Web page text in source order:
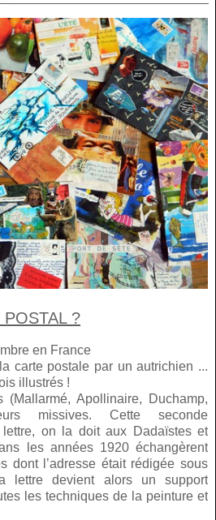
?
en France
carte postale par un autrichien ...
illustrés !
(Mallarmé, Apollinaire, Duchamp,
missives. Cette seconde
on la doit aux Dadaïstes et
les années 1920 échangèrent
dont l’adresse était rédigée sous
lettre devient alors un support
les techniques de la peinture et